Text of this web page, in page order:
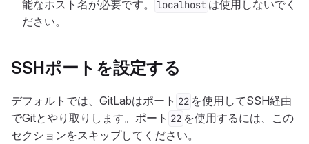
能なホスト名が必要です。
localhost は使用しないでく
ださい。
SSHポートを設定する
デフォルトでは、GitLabはポート 22 を使用してSSH経由
でGitとやり取りします。ポート 22 を使用するには、この
セクションをスキップしてください。